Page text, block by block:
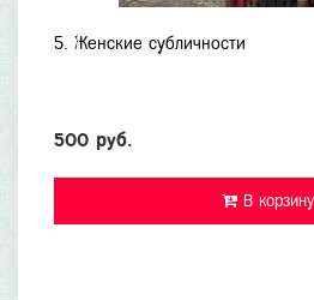
5. Женские субличности
500 руб.
В корзину